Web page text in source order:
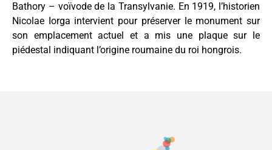
Bathory – voïvode de la Transylvanie. En 1919, l’historien
Nicolae Iorga intervient pour préserver le monument sur
son emplacement actuel et a mis une plaque sur le
piédestal indiquant l’origine roumaine du roi hongrois.